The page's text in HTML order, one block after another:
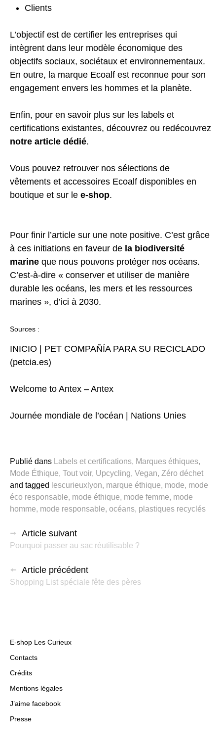
Clients
L’objectif est de certifier les entreprises qui
intègrent dans leur modèle économique des
objectifs sociaux, sociétaux et environnementaux.
En outre, la marque Ecoalf est reconnue pour son
engagement envers les hommes et la planète.
Enfin, pour en savoir plus sur les labels et
certifications existantes, découvrez ou redécouvrez
notre article dédié.
Vous pouvez retrouver nos sélections de
vêtements et accessoires Ecoalf disponibles en
boutique et sur le e-shop.
Pour finir l’article sur une note positive. C’est grâce
à ces initiations en faveur de la biodiversité
marine que nous pouvons protéger nos océans.
C’est-à-dire « conserver et utiliser de manière
durable les océans, les mers et les ressources
marines », d’ici à 2030.
Sources :
INICIO | PET COMPAÑÍA PARA SU RECICLADO
(petcia.es)
Welcome to Antex – Antex
Journée mondiale de l’océan | Nations Unies
Publié dans Labels et certifications, Marques éthiques,
Mode Éthique, Tout voir, Upcycling, Vegan, Zéro déchet
and tagged lescurieuxlyon, marque éthique, mode, mode
éco responsable, mode éthique, mode femme, mode
homme, mode responsable, océans, plastiques recyclés
Article suivant
Pourquoi passer au sac réutilisable ?
Article précédent
Shopping List spéciale fête des pères
E-shop Les Curieux
Contacts
Crédits
Mentions légales
J’aime facebook
Presse